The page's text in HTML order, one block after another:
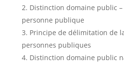
Distinction domaine public
personne publique
Principe de délimitation de
personnes publiques
Distinction domaine public